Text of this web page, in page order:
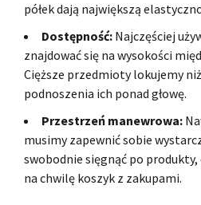
półek dają największą
Dostępność: Najczęściej
znajdować się na wysokości
Cięższe przedmioty lokujemy
podnoszenia ich ponad głowę.
Przestrzeń manewrowa:
musimy zapewnić sobie
swobodnie sięgnąć po
na chwilę koszyk z zakupami.